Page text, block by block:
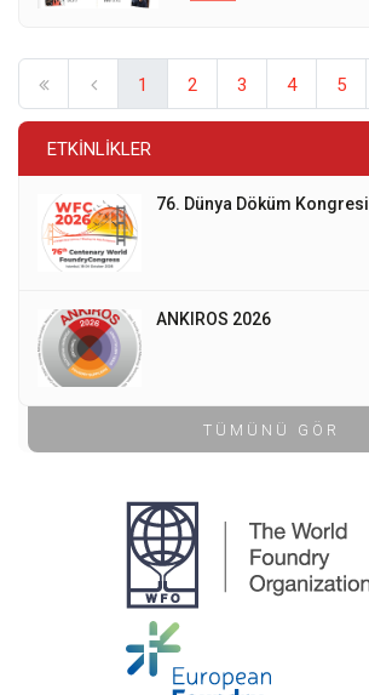
1 2 3 4 5
ETKINLIKLER
76. Dünya Döküm Kongresi
ANKIROS 2026
TÜMÜNÜ GÖR